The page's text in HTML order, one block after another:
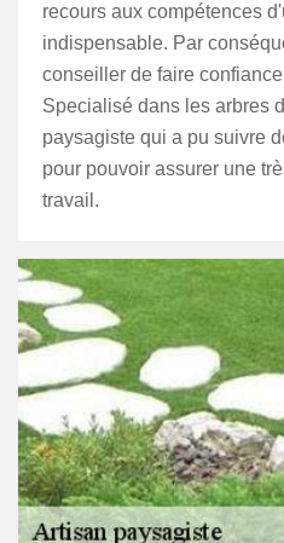
recours aux compétences
indispensable. Par
conseiller de faire
Specialisé dans les arbres
paysagiste qui a pu suivre
pour pouvoir assurer une
travail.